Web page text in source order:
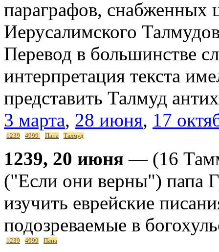
параграфов, снабженных
Иерусалимского
Перевод в большинстве
интерпретация текста
представить Талмуд
3 марта, 28 июня, 17
1239 4999 Папа Талмуд
1239, 20 июня — (16
("Если они верны") папа
изучить еврейские
подозреваемые в
1239 4999 Папа